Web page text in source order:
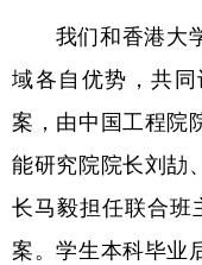
我们和香港大学
域各自优势，共
案，由中国工程院
能研究院院长刘劼
长马毅担任联合班
案。学生本科毕业